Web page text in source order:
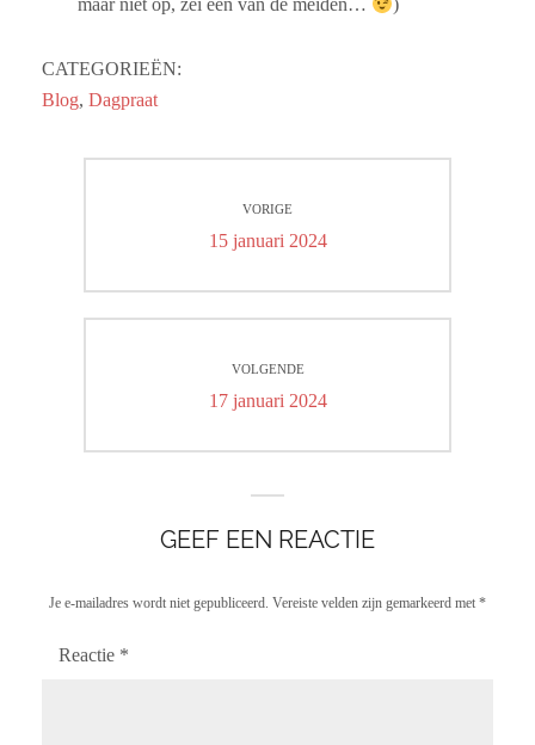
maar niet op, zei één van de meiden…
)
CATEGORIEËN:
Blog, Dagpraat
navigatie
VORIGE
Vorig
15 januari 2024
VOLGENDE
Volgend
17 januari 2024
GEEF EEN REACTIE
Je e-mailadres wordt niet gepubliceerd. Vereiste velden zijn gemarkeerd met *
Reactie *